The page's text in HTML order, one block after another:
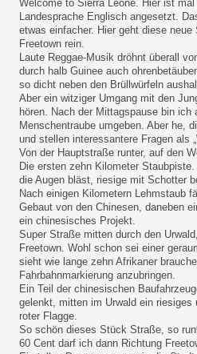
Welcome to Sierra Leone. Hier ist
Landesprache Englisch angesetzt.
etwas einfacher. Hier geht diese
Freetown rein.
Laute Reggae-Musik dröhnt überall
durch halb Guinee auch
so dicht neben den Brüllwürfeln
Aber ein witziger Umgang mit den
hören. Nach der Mittagspause bin ich
Menschentraube umgeben. Aber he,
und stellen interessantere Fragen als
Von der Hauptstraße runter, auf den
Die ersten zehn Kilometer
die Augen bläst, riesige mit Schotter
Nach einigen Kilometern Lehmstaub
Gebaut von den Chinesen, daneben
ein chinesisches Projekt.
Super Straße mitten durch den
Freetown. Wohl schon sei einer
sieht wie lange zehn Afrikaner
Fahrbahnmarkierung anzubringen.
Ein Teil der chinesischen
gelenkt, mitten im Urwald ein
roter Flagge.
So schön dieses Stück Straße, so
60 Cent darf ich dann Richtung